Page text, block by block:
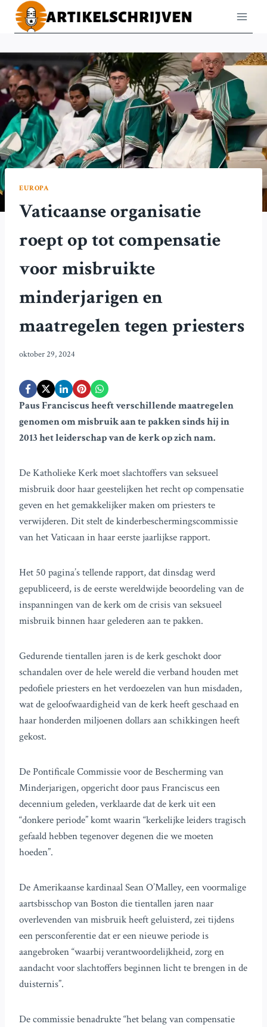
Doorgaan
naar
EUROPA
Vaticaanse organisatie
roept op tot compensatie
voor misbruikte
minderjarigen en
maatregelen tegen priesters
oktober 29, 2024
Paus Franciscus heeft verschillende maatregelen
genomen om misbruik aan te pakken sinds hij in
2013 het leiderschap van de kerk op zich nam.
De Katholieke Kerk moet slachtoffers van seksueel
misbruik door haar geestelijken het recht op compensatie
geven en het gemakkelijker maken om priesters te
verwijderen. Dit stelt de kinderbeschermingscommissie
van het Vaticaan in haar eerste jaarlijkse rapport.
Het 50 pagina’s tellende rapport, dat dinsdag werd
gepubliceerd, is de eerste wereldwijde beoordeling van de
inspanningen van de kerk om de crisis van seksueel
misbruik binnen haar gelederen aan te pakken.
Gedurende tientallen jaren is de kerk geschokt door
schandalen over de hele wereld die verband houden met
pedofiele priesters en het verdoezelen van hun misdaden,
wat de geloofwaardigheid van de kerk heeft geschaad en
haar honderden miljoenen dollars aan schikkingen heeft
gekost.
De Pontificale Commissie voor de Bescherming van
Minderjarigen, opgericht door paus Franciscus een
decennium geleden, verklaarde dat de kerk uit een
“donkere periode” komt waarin “kerkelijke leiders tragisch
gefaald hebben tegenover degenen die we moeten
hoeden”.
De Amerikaanse kardinaal Sean O’Malley, een voormalige
aartsbisschop van Boston die tientallen jaren naar
overlevenden van misbruik heeft geluisterd, zei tijdens
een persconferentie dat er een nieuwe periode is
aangebroken “waarbij verantwoordelijkheid, zorg en
aandacht voor slachtoffers beginnen licht te brengen in de
duisternis”.
De commissie benadrukte “het belang van compensatie